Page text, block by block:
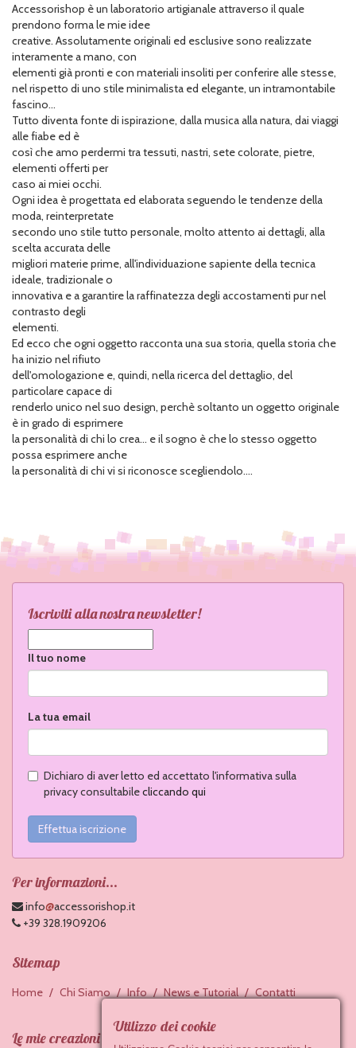
Accessorishop è un laboratorio artigianale attraverso il quale
prendono forma le mie idee
creative. Assolutamente originali ed esclusive sono realizzate
interamente a mano, con
elementi già pronti e con materiali insoliti per conferire alle stesse,
nel rispetto di uno stile minimalista ed elegante, un intramontabile
fascino...
Tutto diventa fonte di ispirazione, dalla musica alla natura, dai viaggi
alle fiabe ed è
così che amo perdermi tra tessuti, nastri, sete colorate, pietre,
elementi offerti per
caso ai miei occhi.
Ogni idea è progettata ed elaborata seguendo le tendenze della
moda, reinterpretate
secondo uno stile tutto personale, molto attento ai dettagli, alla
scelta accurata delle
migliori materie prime, all'individuazione sapiente della tecnica
ideale, tradizionale o
innovativa e a garantire la raffinatezza degli accostamenti pur nel
contrasto degli
elementi.
Ed ecco che ogni oggetto racconta una sua storia, quella storia che
ha inizio nel rifiuto
dell'omologazione e, quindi, nella ricerca del dettaglio, del
particolare capace di
renderlo unico nel suo design, perchè soltanto un oggetto originale
è in grado di esprimere
la personalità di chi lo crea... e il sogno è che lo stesso oggetto
possa esprimere anche
la personalità di chi vi si riconosce scegliendolo....
Iscriviti alla nostra newsletter!
Il tuo nome
La tua email
Dichiaro di aver letto ed accettato l'informativa sulla
privacy consultabilecliccando qui
Effettua iscrizione
Per informazioni...
info@accessorishop.it
+39 328.1909206
Sitemap
Home Chi Siamo Info News e Tutorial Contatti
Le mie creazioni
Utilizzo dei cookie